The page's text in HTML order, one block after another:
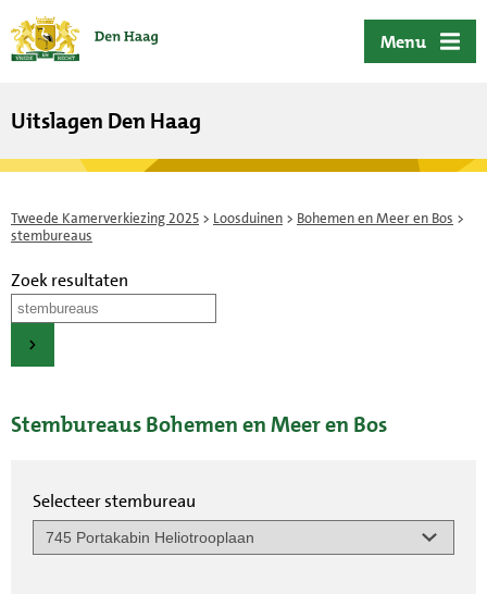
Menu
Uitslagen Den Haag
Tweede Kamerverkiezing 2025 > Loosduinen > Bohemen en Meer en Bos >
stembureaus
Zoek resultaten
Stembureaus Bohemen en Meer en Bos
Selecteer stembureau